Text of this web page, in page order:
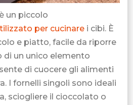
un piccolo
per cucinare i cibi. È
e piatto, facile da riporre
di un unico elemento
di cuocere gli alimenti
I fornelli singoli sono ideali
sciogliere il cioccolato o